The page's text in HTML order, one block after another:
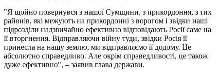
"Я щойно повернувся з нашої Сумщини, з прикордоння, з тих
районів, які межують на прикордонні з ворогом і звідки наші
підрозділи надзвичайно ефективно відповідають Росії саме на
її вторгнення. Відправляючи війну туди, звідки Росія її
принесла на нашу землю, ми відправляємо її додому. Це
абсолютно справедливо. Але окрім справедливості, це також
дуже ефективно", – заявив глава держави.